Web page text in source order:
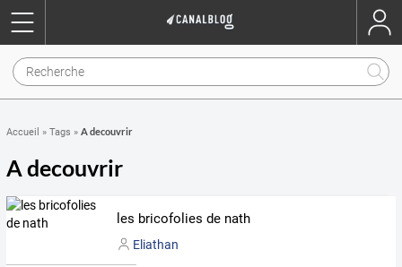
Accueil » Tags » A decouvrir
A decouvrir
les bricofolies de nath
Eliathan